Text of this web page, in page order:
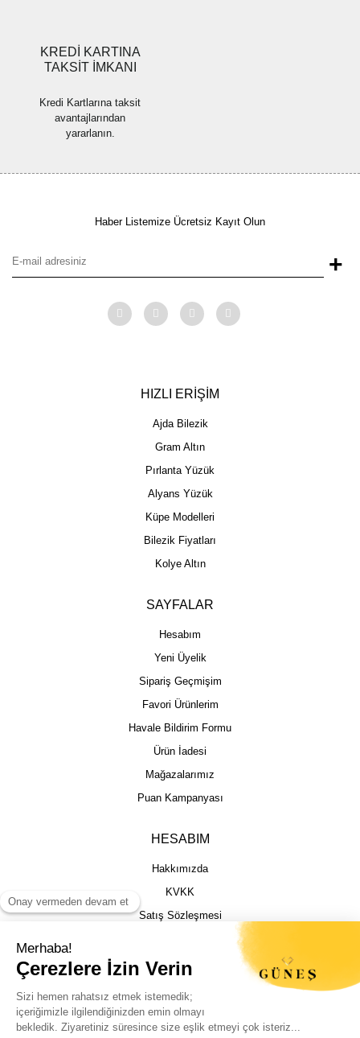
KREDİ KARTINA
TAKSİT İMKANI
Kredi Kartlarına taksit
avantajlarından
yararlanın.
Haber Listemize Ücretsiz Kayıt Olun
+
HIZLI ERİŞİM
Ajda Bilezik
Gram Altın
Pırlanta Yüzük
Alyans Yüzük
Küpe Modelleri
Bilezik Fiyatları
Kolye Altın
SAYFALAR
Hesabım
Yeni Üyelik
Sipariş Geçmişim
Favori Ürünlerim
Havale Bildirim Formu
Ürün İadesi
Mağazalarımız
Puan Kampanyası
HESABIM
Hakkımızda
KVKK
Satış Sözleşmesi
İptal İade Şartları
Kargo Takibi